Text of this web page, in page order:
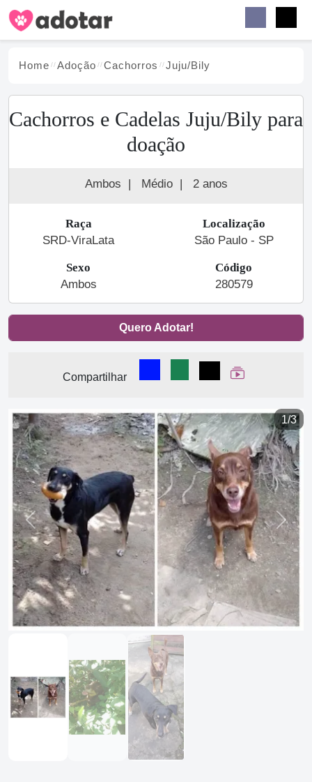
Home Adoção Cachorros Juju/Bily
Cachorros e Cadelas Juju/Bily para
doação
Ambos | Médio | 2 anos
Raça
SRD-ViraLata
Localização
São Paulo - SP
Sexo
Ambos
Código
280579
Quero Adotar!
Compartilhar
Compartilhar no Facebook
Compartilhar no
Compartilhar
Ver Web Story
1/3
Previous Next